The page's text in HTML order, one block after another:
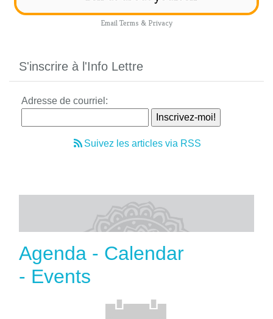
EmailTerms & Privacy
S'inscrire à l'Info Lettre
Adresse de courriel:
Suivez les articles via RSS
Agenda - Calendar
- Events